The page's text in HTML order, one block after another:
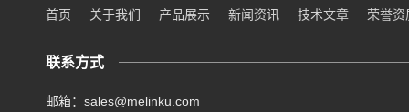
首页 关于我们 产品展示 新闻资讯 技术文章 荣誉资
联系方式
邮箱：sales@melinku.com